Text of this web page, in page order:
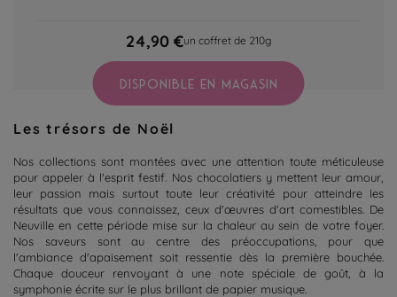
24,90 €un coffret de 210g
DISPONIBLE EN MAGASIN
Les trésors de Noël
Nos collections sont montées avec une attention toute méticuleuse
pour appeler à l'esprit festif. Nos chocolatiers y mettent leur amour,
leur passion mais surtout toute leur créativité pour atteindre les
résultats que vous connaissez, ceux d'œuvres d'art comestibles. De
Neuville en cette période mise sur la chaleur au sein de votre foyer.
Nos saveurs sont au centre des préoccupations, pour que
l'ambiance d'apaisement soit ressentie dès la première bouchée.
Chaque douceur renvoyant à une note spéciale de goût, à la
symphonie écrite sur le plus brillant de papier musique.